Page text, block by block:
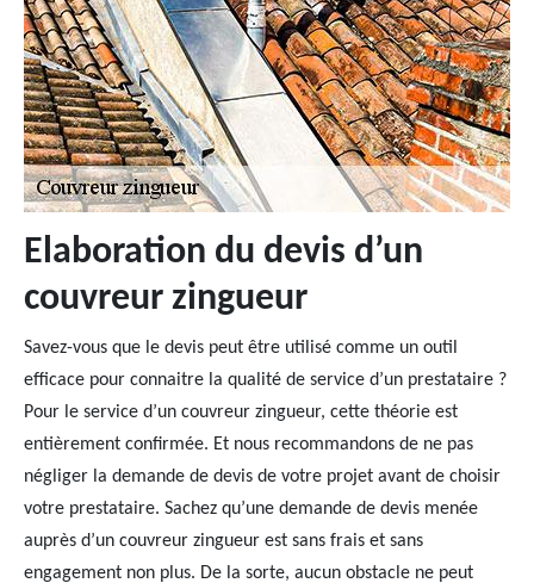
Elaboration du devis d’un
couvreur zingueur
Savez-vous que le devis peut être utilisé comme un outil
efficace pour connaitre la qualité de service d’un prestataire ?
Pour le service d’un couvreur zingueur, cette théorie est
entièrement confirmée. Et nous recommandons de ne pas
négliger la demande de devis de votre projet avant de choisir
votre prestataire. Sachez qu’une demande de devis menée
auprès d’un couvreur zingueur est sans frais et sans
engagement non plus. De la sorte, aucun obstacle ne peut